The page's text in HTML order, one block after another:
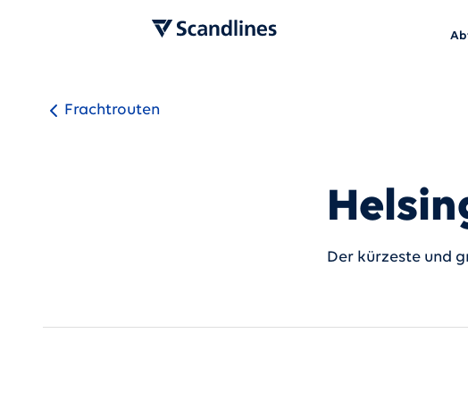
Frachtrouten
Der kürzeste und